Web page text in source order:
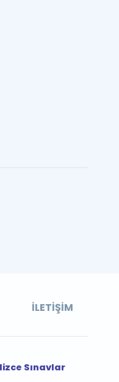
İLETIŞIM
Sınavlar